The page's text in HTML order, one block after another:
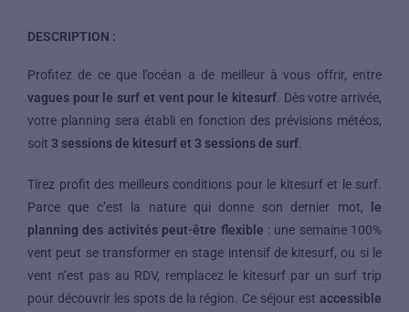
DESCRIPTION :
Profitez de ce que l’océan a de meilleur à vous offrir, entre
vagues pour le surf et vent pour le kitesurf. Dès votre arrivée,
votre planning sera établi en fonction des prévisions météos,
soit 3 sessions de kitesurf et 3 sessions de surf.
Tirez profit des meilleurs conditions pour le kitesurf et le surf.
Parce que c’est la nature qui donne son dernier mot,
le
planning des activités peut-être flexible : une semaine 100%
vent peut se transformer en stage intensif de kitesurf, ou si le
vent n’est pas au RDV, remplacez le kitesurf par un surf trip
pour découvrir les spots de la région. Ce séjour est accessible